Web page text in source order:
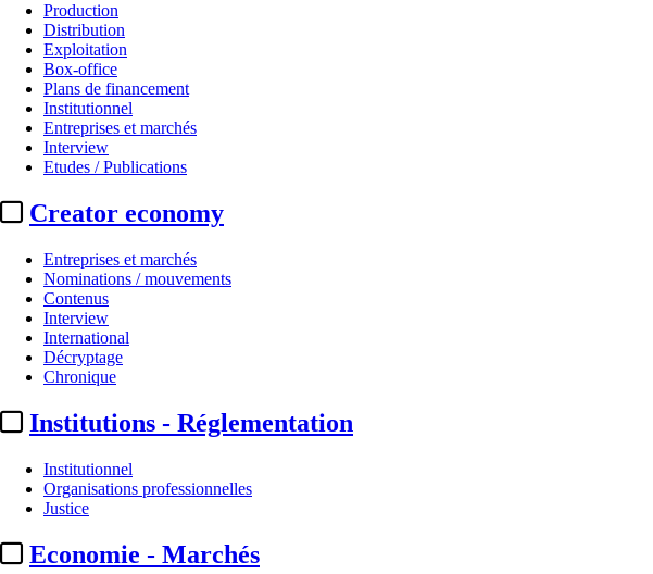
Production
Distribution
Exploitation
Box-office
Plans de financement
Institutionnel
Entreprises et marchés
Interview
Etudes / Publications
Creator economy
Entreprises et marchés
Nominations / mouvements
Contenus
Interview
International
Décryptage
Chronique
Institutions - Réglementation
Institutionnel
Organisations professionnelles
Justice
Economie - Marchés
Institutionnel
Histoire TV / Ushuaïa TV :
Par
Anastasia Svoboda